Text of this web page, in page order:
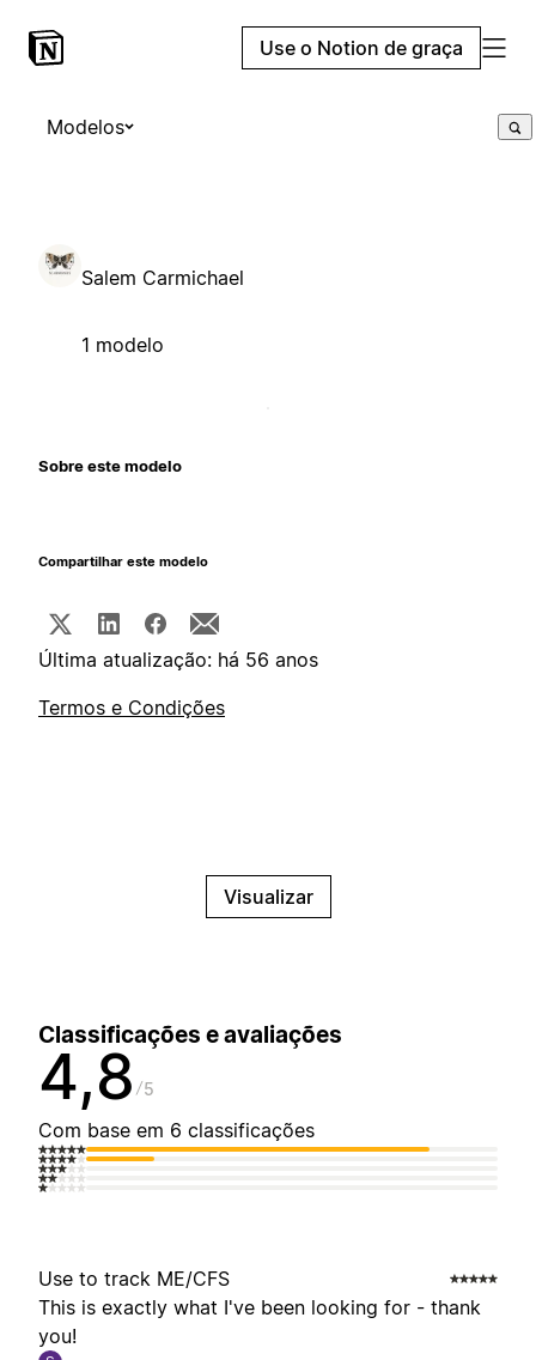
Use o Notion de graça
Modelos
Salem Carmichael
1 modelo
Sobre este modelo
Compartilhar este modelo
Última atualização: há 56 anos
Termos e Condições
Visualizar
Classificações e avaliações
4,8 5
Com base em 6 classificações
Use to track ME/CFS
This is exactly what I've been looking for - thank
you!